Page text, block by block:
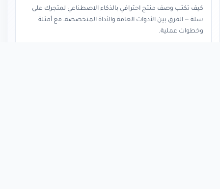
كيف تكتب وصف منتج احترافي بالذكاء الاصطناعي لمتجرك على
سلة — الفرق بين الأدوات العامة والأداة المتخصصة، مع أمثلة
وخطوات عملية.